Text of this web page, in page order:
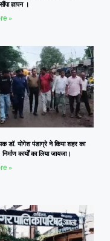
ज्ञापन ।
»
डॉ. योगेश पंडाग्रे ने किया शहर का
कार्यों का लिया जायजा।
»